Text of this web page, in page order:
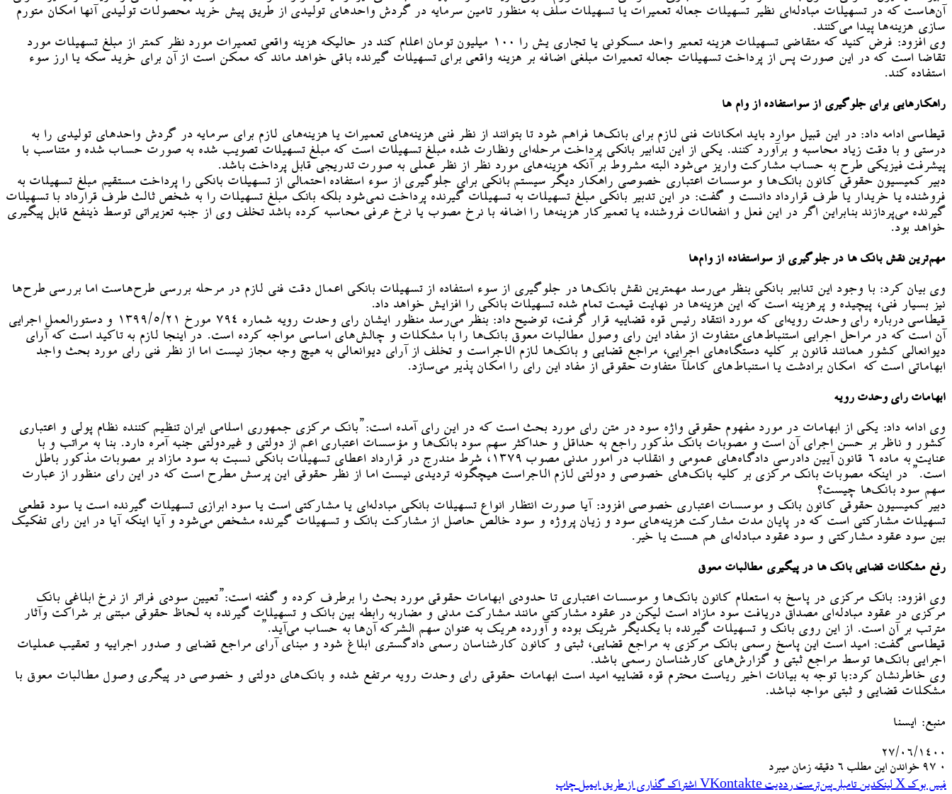
آن‌هاست که در تسهیلات مبادله‌ای نظیر تسهیلات جعاله تعمیرات یا تسهیلات سلف به منظور تامین سرمایه در گردش واحدهای تولیدی از طریق پیش خرید محصولات تولیدی آنها امکان متورم
سازی هزینه‌ها پیدا می‌کنند.
وی افزود: فرض کنید که متقاضی تسهیلات هزینه تعمیر واحد مسکونی یا تجاری یش را ۱۰۰ میلیون تومان اعلام کند در حالیکه هزینه واقعی تعمیرات مورد نظر کمتر از مبلغ تسهیلات مورد
تقاضا است که در این صورت پس از پرداخت تسهیلات جعاله تعمیرات مبلغی اضافه بر هزینه واقعی برای تسهیلات گیرنده باقی خواهد ماند که ممکن است از آن برای خرید سکه یا ارز سوء
استفاده کند.
راهکارهایی برای جلوگیری از سواستفاده از وام ها
قیطاسی ادامه داد: در این قبیل موارد باید امکانات فنی لازم برای بانک‌ها فراهم شود تا بتوانند از نظر فنی هزینه‌های تعمیرات یا هزینه‌های لازم برای سرمایه در گردش واحدهای تولیدی را به
درستی و با دقت زیاد محاسبه و برآورد کنند. یکی از این تدابیر بانکی پرداخت مرحله‌ای ونظارت شده مبلغ تسهیلات است که مبلغ تسهیلات تصویب شده به صورت حساب شده و متناسب با
پیشرفت فیزیکی طرح به حساب مشارکت واریز می‌شود البته مشروط بر آنکه هزینه‌های مورد نظر از نظر عملی به صورت تدریجی قابل پرداخت باشد.
دبیر کمیسیون حقوقی کانون بانک‌ها و موسسات اعتباری خصوصی راهکار دیگر سیستم بانکی برای جلوگیری از سوء استفاده احتمالی از تسهیلات بانکی را پرداخت مستقیم مبلغ تسهیلات به
فروشنده یا خریدار یا طرف قرارداد دانست و گفت: در این تدبیر بانکی مبلغ تسهیلات به تسهیلات گیرنده پرداخت نمی‌شود بلکه بانک مبلغ تسهیلات را به شخص ثالث طرف قرارداد با تسهیلات
گیرنده می‌پردازند بنابراین اگر در این فعل و انفعالات فروشنده یا تعمیرکار هزینه‌ها را اضافه با نرخ مصوب یا نرخ عرفی محاسبه کرده باشد تخلف وی از جنبه تعزیراتی توسط ذینفع قابل پیگیری
خواهد بود.
مهم‌ترین نقش بانک ها در جلوگیری از سواستفاده از وام‌ها
وی بیان کرد: با وجود این تدابیر بانکی بنظر می‌رسد مهمترین نقش بانک‌ها در جلوگیری از سوء استفاده از تسهیلات بانکی اعمال دقت فنی لازم در مرحله بررسی طرح‌هاست اما بررسی طرح‌ها
نیز بسیار فنی، پیچیده و پرهزینه است که این هزینه‌ها در نهایت قیمت تمام شده تسهیلات بانکی را افزایش خواهد داد.
قیطاسی درباره رای وحدت رویه‌ای که مورد انتقاد رئیس قوه قضاییه قرار گرفت، توضیح داد: بنظر می‌رسد منظور ایشان رای وحدت رویه شماره ۷۹۴ مورخ ۱۳۹۹/۵/۲۱ و دستورالعمل اجرایی
آن است که در مراحل اجرایی استنباط‌های متفاوت از مفاد این رای وصول مطالبات معوق بانک‌ها را با مشکلات و چالش‌های اساسی مواجه کرده است. در اینجا لازم به تاکید است که آرای
دیوانعالی کشور همانند قانون بر کلیه دستگاه‌های اجرایی، مراجع قضایی و بانک‌ها لازم الاجراست و تخلف از آرای دیوانعالی به هیچ وجه مجاز نیست اما از نظر فنی رای مورد بحث واجد
ابهاماتی است که امکان برادشت یا استنباط‌های کاملآ متفاوت حقوقی از مفاد این رای را امکان پذیر می‌سازد.
ابهامات رای وحدت رویه
وی ادامه داد: یکی از ابهامات در مورد مفهوم حقوقی واژه سود در متن رای مورد بحث است که در این رای آمده است:”بانک مرکزی جمهوری اسلامی ایران تنظیم ‌کننده نظام پولی و اعتباری
کشور و ناظر بر حسن اجرای آن است و مصوبات بانک مذکور راجع به حداقل و حداکثر سهم سود بانک‌ها و مؤسسات اعتباری اعم از دولتی و غیردولتی جنبه آمره دارد. بنا به مراتب و با
عنایت به ماده ۶ قانون آیین دادرسی دادگاه‌های عمومی و انقلاب در امور مدنی مصوب ۱۳۷۹، شرط مندرج در قرارداد اعطای تسهیلات بانکی نسبت به سود مازاد بر مصوبات مذکور باطل
است.” در اینکه مصوبات بانک مرکزی بر کلیه بانک‌های خصوصی و دولتی لازم الاجراست هیچگونه تردیدی نیست اما از نظر حقوقی این پرسش مطرح است که در این رای منظور از عبارت
سهم سود بانک‌ها چیست؟
دبیر کمیسیون حقوقی کانون بانک و موسسات اعتباری خصوصی افزود: آیا صورت انتظار انواع تسهیلات بانکی مبادله‌ای یا مشارکتی است یا سود ابرازی تسهیلات گیرنده است یا سود قطعی
تسهیلات مشارکتی است که در پایان مدت مشارکت هزینه‌های سود و زیان پروژه و سود خالص حاصل از مشارکت بانک و تسهیلات گیرنده مشخص می‌شود و آیا اینکه آیا در این رای تفکیک
بین سود عقود مشارکتی و سود عقود مبادله‌ای هم هست یا خیر.
رفع مشکلات قضایی بانک ها در پیگیری مطالبات معوق
وی افزود: بانک مرکزی در پاسخ به استعلام کانون بانک‌ها و موسسات اعتباری تا حدودی ابهامات حقوقی مورد بحث را برطرف کرده و گفته است:”تعیین سودی فراتر از نرخ ابلاغی بانک
مرکزی در عقود مبادله‌ای مصداق دریافت سود مازاد است لیکن در عقود مشارکتی مانند مشارکت مدنی و مضاربه رابطه بین بانک و تسهیلات گیرنده به لحاظ حقوقی مبتنی بر شراکت وآثار
مترتب بر آن است. از این روی بانک و تسهیلات گیرنده با یکدیگر شریک بوده و آورده هریک به عنوان سهم الشرکه آن‌ها به حساب می‌آید.”
قیطاسی گفت: امید است این پاسخ رسمی بانک مرکزی به مراجع قضایی، ثبتی و کانون کارشناسان رسمی دادگستری ابلاغ شود و مبنای آرای مراجع قضایی و صدور اجراییه و تعقیب عملیات
اجرایی بانک‌ها توسط مراجع ثبتی و گزارش‌های کارشناسان رسمی باشد.
وی خاطرنشان کرد:با توجه به بیانات اخیر ریاست محترم قوه قضاییه امید است ابهامات حقوقی رای وحدت رویه مرتفع شده و بانک‌های دولتی و خصوصی در پیگری وصول مطالبات معوق با
مشکلات قضایی و ثبتی مواجه نباشد.
منبع: ایسنا
۲۷/۰۶/۱۴۰۰
۰
خواندن این مطلب 6 دقیقه زمان میبرد
فیس بوک X لینکدین ‫تامبلر ‫پین‌ترست ‫رددیت ‫VKontakte اشتراک گذاری از طریق ایمیل چاپ